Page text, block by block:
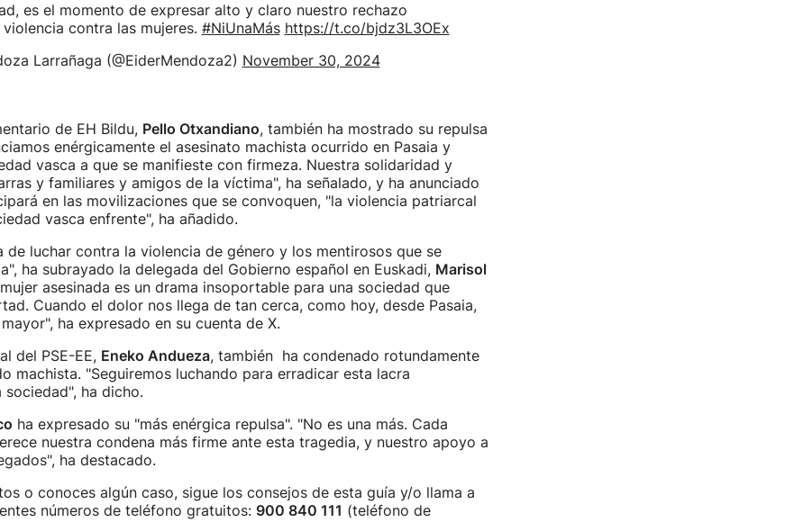
es el momento de expresar alto y claro nuestro rechazo
contra las mujeres. #NiUnaMás https://t.co/bjdz3L3OEx
Larrañaga (@EiderMendoza2) November 30, 2024
de EH Bildu, Pello Otxandiano, también ha mostrado su repulsa
enérgicamente el asesinato machista ocurrido en Pasaia y
vasca a que se manifieste con firmeza. Nuestra solidaridad y
y familiares y amigos de la víctima", ha señalado, y ha anunciado
en las movilizaciones que se convoquen, "la violencia patriarcal
vasca enfrente", ha añadido.
de luchar contra la violencia de género y los mentirosos que se
ha subrayado la delegada del Gobierno español en Euskadi, Marisol
asesinada es un drama insoportable para una sociedad que
Cuando el dolor nos llega de tan cerca, como hoy, desde Pasaia,
ha expresado en su cuenta de X.
del PSE-EE, Eneko Andueza, también ha condenado rotundamente
machista. "Seguiremos luchando para erradicar esta lacra
ha dicho.
ha expresado su "más enérgica repulsa". "No es una más. Cada
nuestra condena más firme ante esta tragedia, y nuestro apoyo a
ha destacado.
o conoces algún caso, sigue los consejos de esta guía y/o llama a
números de teléfono gratuitos: 900 840 111 (teléfono de